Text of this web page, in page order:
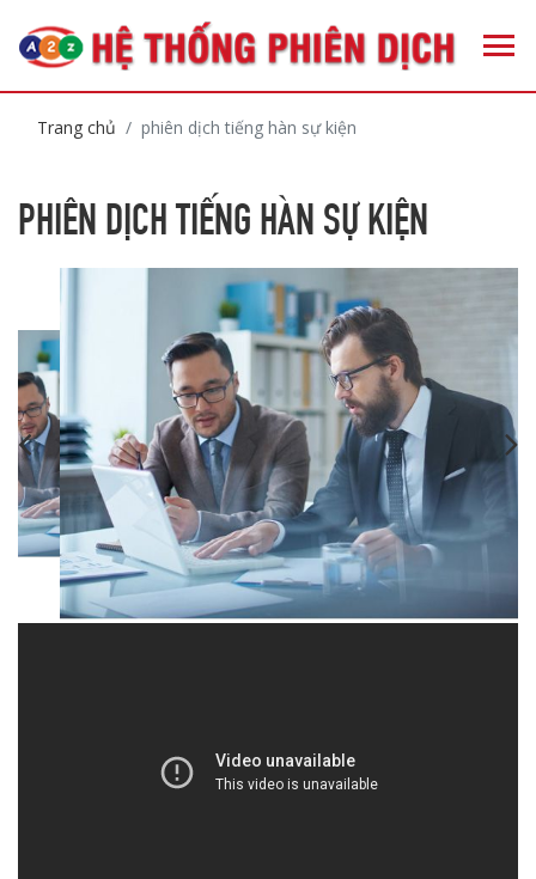
Trang chủ phiên dịch tiếng hàn sự kiện
PHIÊN DỊCH TIẾNG HÀN SỰ KIỆN